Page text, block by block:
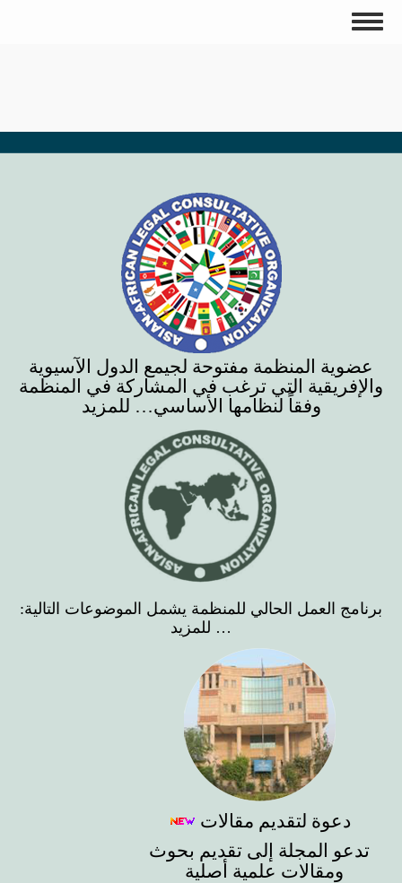
Toggle
عضوية المنظمة مفتوحة لجيمع الدول الآسيوية
والإفريقية التي ترغب في المشاركة في المنظمة
وفقاً لنظامها الأساسي… للمزيد
برنامج العمل الحالي للمنظمة يشمل الموضوعات التالية:
… للمزيد
دعوة لتقديم مقالات
تدعو المجلة إلى تقديم بحوث
ومقالات علمية أصلية